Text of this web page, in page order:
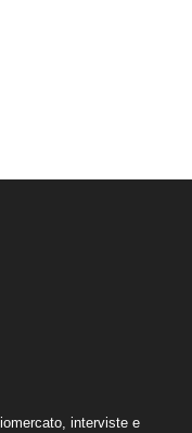
interviste e